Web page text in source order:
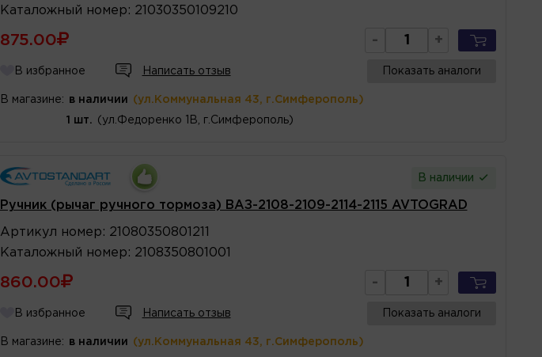
Каталожный номер : 21030350109210
875.00 - +
В избранное Написать отзыв Показать аналоги
В магазине: в наличии (ул.Коммунальная 43, г.Симферополь)
1 шт. (ул.Федоренко 1В, г.Симферополь)
В наличии
Ручник (рычаг ручного тормоза) ВАЗ-2108-2109-2114-2115 AVTOGRAD
Артикул номер : 21080350801211
Каталожный номер : 2108350801001
860.00 - +
В избранное Написать отзыв Показать аналоги
В магазине: в наличии (ул.Коммунальная 43, г.Симферополь)